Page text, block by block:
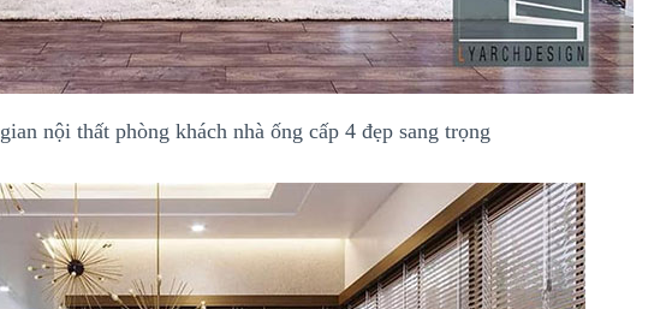
nội thất phòng khách nhà ống cấp 4 đẹp sang trọng